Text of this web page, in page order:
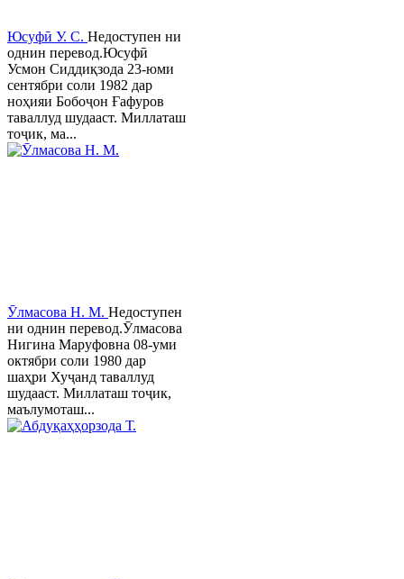
Юсуфӣ У. C. Недоступен ни
однин перевод.Юсуфӣ
Усмон Сиддиқзода 23-юми
сентябри соли 1982 дар
ноҳияи Бобоҷон Ғафуров
таваллуд шудааст. Миллаташ
тоҷик, ма...
Ӯлмасова Н. М. Недоступен
ни однин перевод.Ӯлмасова
Нигина Маруфовна 08-уми
октябри соли 1980 дар
шаҳри Хуҷанд таваллуд
шудааст. Миллаташ тоҷик,
маълумоташ...